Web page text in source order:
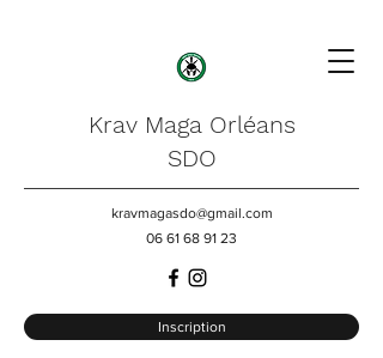
Krav Maga Orléans
SDO
kravmagasdo@gmail.com
06 61 68 91 23
Inscription